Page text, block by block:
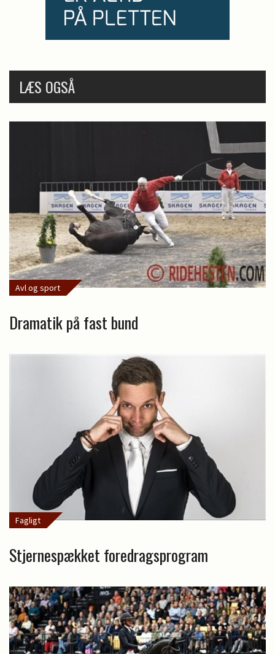
LÆS OGSÅ
Avl og sport
Dramatik på fast bund
Fagligt
Stjernespækket foredragsprogram